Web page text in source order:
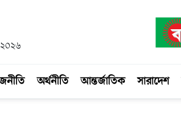
অর্থনীতি আন্তর্জাতিক সারাদেশ